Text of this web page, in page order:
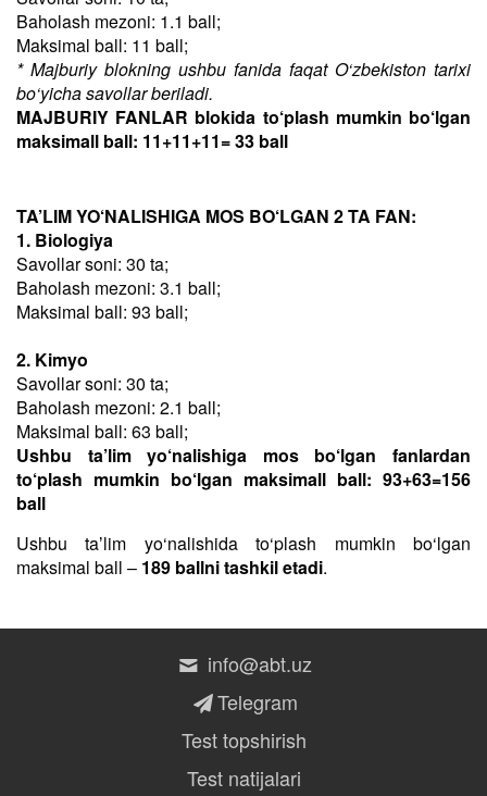
Baholash mezoni: 1.1 ball;
Maksimal ball: 11 ball;
* Majburiy blokning ushbu fanida faqat O‘zbekiston tarixi
bo‘yicha savollar beriladi.
MAJBURIY FANLAR blokida to‘plash mumkin bo‘lgan
maksimall ball: 11+11+11= 33 ball
TA’LIM YO‘NALISHIGA MOS BO‘LGAN 2 TA FAN:
1. Biologiya
Savollar soni: 30 ta;
Baholash mezoni: 3.1 ball;
Maksimal ball: 93 ball;
2. Kimyo
Savollar soni: 30 ta;
Baholash mezoni: 2.1 ball;
Maksimal ball: 63 ball;
Ushbu ta’lim yo‘nalishiga mos bo‘lgan fanlardan
to‘plash mumkin bo‘lgan maksimall ball: 93+63=156
ball
Ushbu taʼlim yo‘nalishida to‘plash mumkin bo‘lgan
maksimal ball – 189 ballni tashkil etadi.
info@abt.uz
Telegram
Test topshirish
Test natijalari